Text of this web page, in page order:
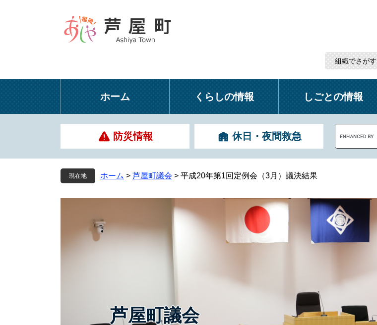
本
組織でさがす
ホーム くらしの情報 しごとの情報
防災情報 休日・夜間救急
o
g
タ
ム
検
索
現在地 ホーム > 芦屋町議会 > 平成20年第1回定例会（3月）議決結果
芦屋町議会